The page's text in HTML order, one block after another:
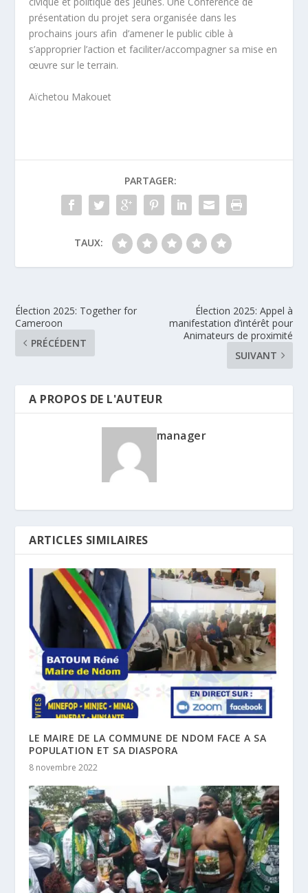
présentation du projet sera organisée dans les
prochains jours afin d’amener le public cible à
s’approprier l’action et faciliter/accompagner sa mise en
œuvre sur le terrain.
Aïchetou Makouet
PARTAGER:
TAUX:
Élection 2025: Together for
Cameroon
PRÉCÉDENT
Élection 2025: Appel à
manifestation d’intérêt pour
Animateurs de proximité
SUIVANT
A PROPOS DE L'AUTEUR
manager
ARTICLES SIMILAIRES
LE MAIRE DE LA COMMUNE DE NDOM FACE A SA
POPULATION ET SA DIASPORA
8 novembre 2022